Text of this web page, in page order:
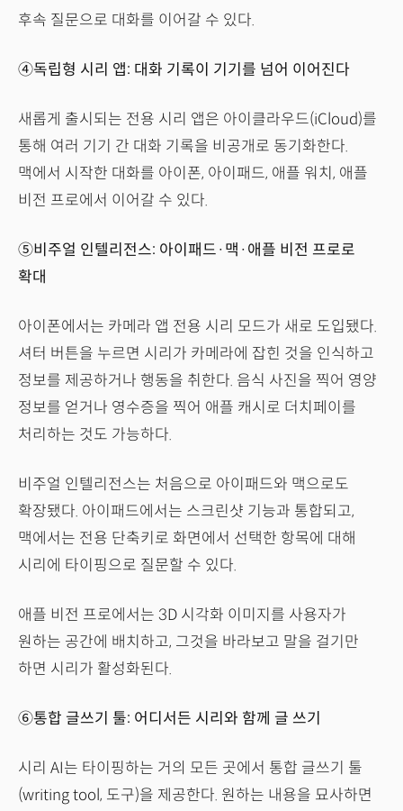
후속 질문으로 대화를 이어갈 수 있다.
④독립형 시리 앱: 대화 기록이 기기를 넘어 이어진다
새롭게 출시되는 전용 시리 앱은 아이클라우드(iCloud)를
통해 여러 기기 간 대화 기록을 비공개로 동기화한다.
맥에서 시작한 대화를 아이폰, 아이패드, 애플 워치, 애플
비전 프로에서 이어갈 수 있다.
⑤비주얼 인텔리전스: 아이패드·맥·애플 비전 프로로
확대
아이폰에서는 카메라 앱 전용 시리 모드가 새로 도입됐다.
셔터 버튼을 누르면 시리가 카메라에 잡힌 것을 인식하고
정보를 제공하거나 행동을 취한다. 음식 사진을 찍어 영양
정보를 얻거나 영수증을 찍어 애플 캐시로 더치페이를
처리하는 것도 가능하다.
비주얼 인텔리전스는 처음으로 아이패드와 맥으로도
확장됐다. 아이패드에서는 스크린샷 기능과 통합되고,
맥에서는 전용 단축키로 화면에서 선택한 항목에 대해
시리에 타이핑으로 질문할 수 있다.
애플 비전 프로에서는 3D 시각화 이미지를 사용자가
원하는 공간에 배치하고, 그것을 바라보고 말을 걸기만
하면 시리가 활성화된다.
⑥통합 글쓰기 툴: 어디서든 시리와 함께 글 쓰기
시리 AI는 타이핑하는 거의 모든 곳에서 통합 글쓰기 툴
(writing tool, 도구)을 제공한다. 원하는 내용을 묘사하면